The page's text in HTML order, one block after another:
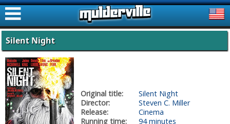
ࠑ
Silent Night
Original title:
Silent Night
Director:
Steven C. Miller
Release:
Cinema
Running time:
94 minutes